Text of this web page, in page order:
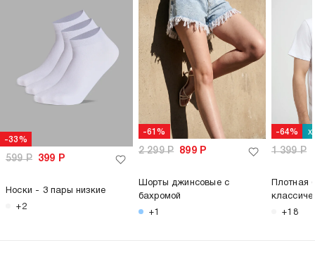
-33%
599Р 399 Р
Носки - 3 пары низкие
+2
-61%
2 299Р 899Р
Шорты джинсовые с
бахромой
+1
-64%
1 399Р
Плотная
+18